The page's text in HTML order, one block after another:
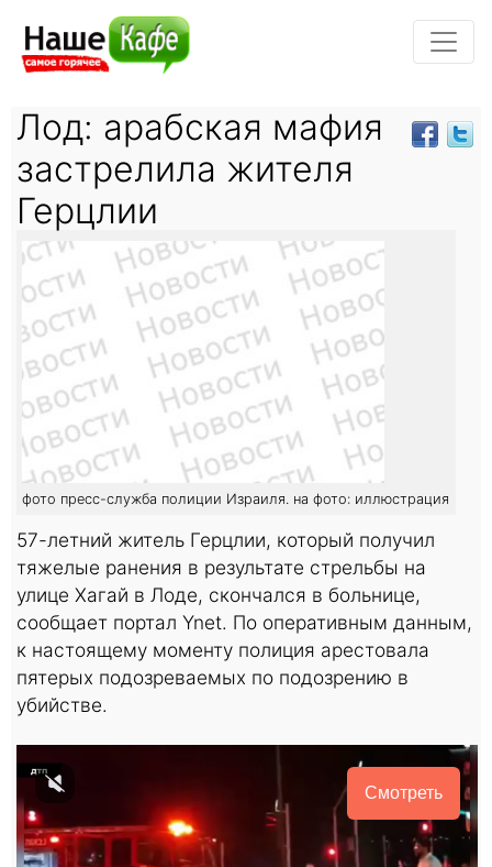
Лод: арабская мафия
застрелила жителя
Герцлии
фото пресс-служба полиции Израиля. на фото: иллюстрация
57-летний житель Герцлии, который получил
тяжелые ранения в результате стрельбы на
улице Хагай в Лоде, скончался в больнице,
сообщает портал Ynet. По оперативным данным,
к настоящему моменту полиция арестовала
пятерых подозреваемых по подозрению в
убийстве.
Смотреть